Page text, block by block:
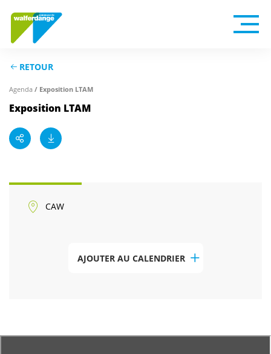
RETOUR
Agenda / Exposition LTAM
Exposition LTAM
CAW
AJOUTER AU CALENDRIER